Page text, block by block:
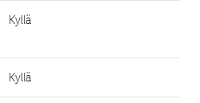
Kyllä
Kyllä